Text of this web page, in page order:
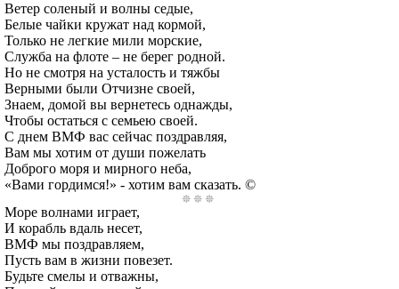
Ветер соленый и волны седые,
Белые чайки кружат над кормой,
Только не легкие мили морские,
Служба на флоте – не берег родной.
Но не смотря на усталость и тяжбы
Верными были Отчизне своей,
Знаем, домой вы вернетесь однажды,
Чтобы остаться с семьею своей.
С днем ВМФ вас сейчас поздравляя,
Вам мы хотим от души пожелать
Доброго моря и мирного неба,
«Вами гордимся!» - хотим вам сказать. ©
Море волнами играет,
И корабль вдаль несет,
ВМФ мы поздравляем,
Пусть вам в жизни повезет.
Будьте смелы и отважны,